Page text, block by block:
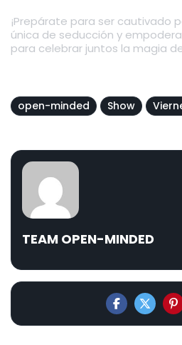
¡Prepárate para ser cautivado
única de seducción y
para celebrar juntos la magia
open-minded Show
TEAM OPEN-MINDED